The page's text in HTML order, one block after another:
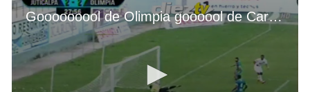
Gooooooool de Olimpia goooool de Carlo Costly y empata el juego ante Juticalpa